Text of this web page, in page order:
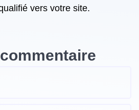
vers votre site.